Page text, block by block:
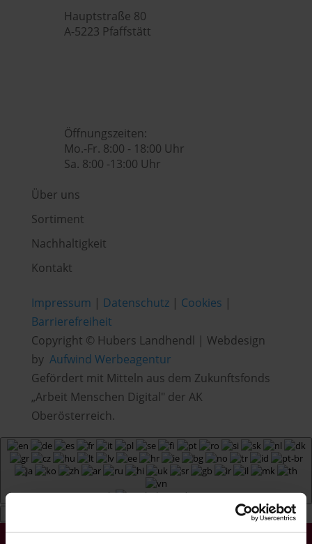
Hauptstraße 80
A-5223 Pfaffstätt
Öffnungszeiten:
Mo.-Fr. 8:00 - 18:00 Uhr
Sa. 8:00 -13:00 Uhr
Über uns
Sortiment
Nachhaltigkeit
Kontakt
Impressum | Datenschutz| Cookies |
Barrierefreiheit
Copyright © Hubers Landhendl | Webdesign
by Aufwind Werbeagentur
Gefördert mit Mitteln aus dem Zukunftsfonds
„Arbeit Menschen Digital" der AK
Oberösterreich.
Deutsch